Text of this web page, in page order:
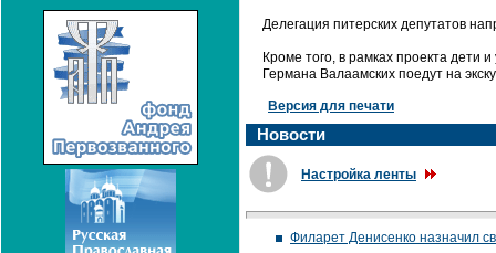
Делегация питерских депутатов
Кроме того, в рамках проекта
Германа Валаамских поедут на
Версия для печати
Новости
Настройка ленты
Филарет Денисенко назначил